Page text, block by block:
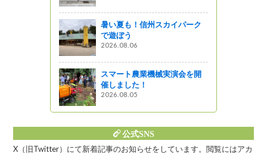
暑い夏も！信州スカイパーク
で遊ぼう
2026.08.06
スマート農業機械実演会を開
催しました！
2026.08.05
公式SNS
X（旧Twitter）にて新着記事のお知らせをしています。閲覧にはアカ